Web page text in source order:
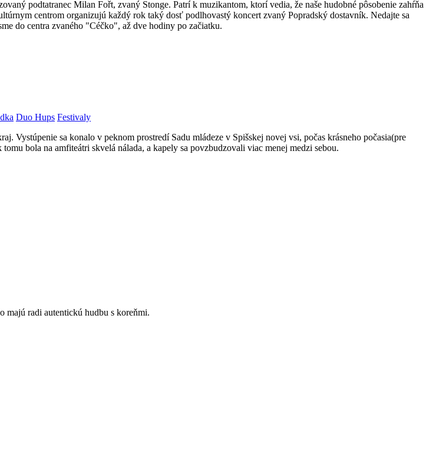
podtatranec Milan Fořt, zvaný Stonge. Patrí k muzikantom, ktorí vedia, že naše hudobné pôsobenie zahŕňa
centrom organizujú každý rok taký dosť podlhovastý koncert zvaný Popradský dostavník. Nedajte sa
do centra zvaného "Céčko", až dve hodiny po začiatku.
Duo Hups Festivaly
Vystúpenie sa konalo v peknom prostredí Sadu mládeze v Spišskej novej vsi, počas krásneho počasia(pre
bola na amfiteátri skvelá nálada, a kapely sa povzbudzovali viac menej medzi sebou.
majú radi autentickú hudbu s koreňmi.